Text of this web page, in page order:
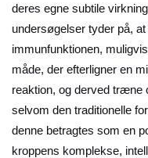
deres egne subtile
undersøgelser tyder på,
immunfunktionen,
måde, der efterligner en
reaktion, og derved træne
selvom den traditionelle
denne betragtes som en
kroppens komplekse,